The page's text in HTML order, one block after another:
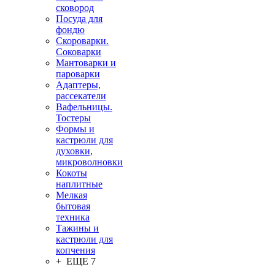
сковород
Посуда для
фондю
Скороварки.
Соковарки
Мантоварки и
пароварки
Адаптеры,
рассекатели
Вафельницы.
Тостеры
Формы и
кастрюли для
духовки,
микроволновки
Кокоты
наплитные
Мелкая
бытовая
техника
Тажины и
кастрюли для
копчения
+ ЕЩЕ 7